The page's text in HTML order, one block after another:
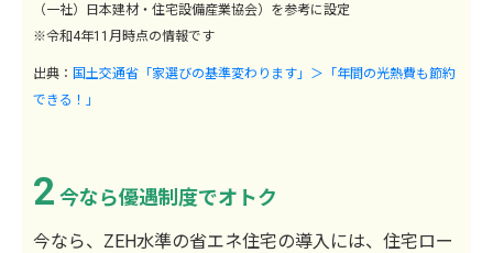
（一社）日本建材・住宅設備産業協会）を参考に設定
※令和4年11月時点の情報です
出典： 国土交通省「家選びの基準変わります」＞「年間の光熱費も節約
できる！」
2 今なら優遇制度でオトク
今なら、ZEH水準の省エネ住宅の導入には、住宅ロー